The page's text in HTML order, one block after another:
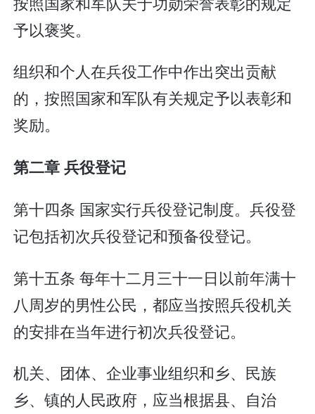
予以褒奖。
组织和个人在兵役工作中作出突出贡献
的，按照国家和军队有关规定予以表彰和
奖励。
第二章 兵役登记
第十四条 国家实行兵役登记制度。兵役登
记包括初次兵役登记和预备役登记。
第十五条 每年十二月三十一日以前年满十
八周岁的男性公民，都应当按照兵役机关
的安排在当年进行初次兵役登记。
机关、团体、企业事业组织和乡、民族
乡、镇的人民政府，应当根据县、自治